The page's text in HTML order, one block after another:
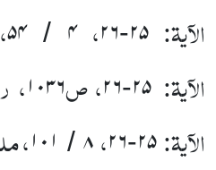
الآیۃ: ۲۵-۲۶، ۴ /۵۴
الآیۃ: ۲۵-۲۶، ص۱۰۳۶،
الآیۃ:۲۵-۲۶،۸ / ۱۰۱،